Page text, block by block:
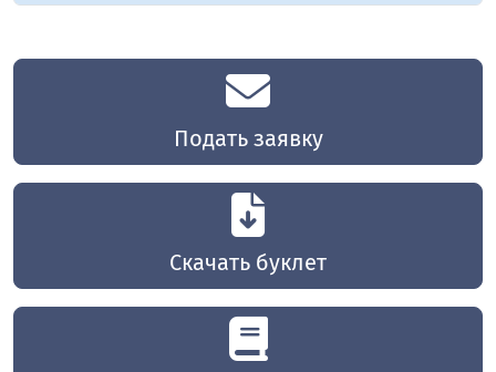
Подать заявку
Скачать буклет